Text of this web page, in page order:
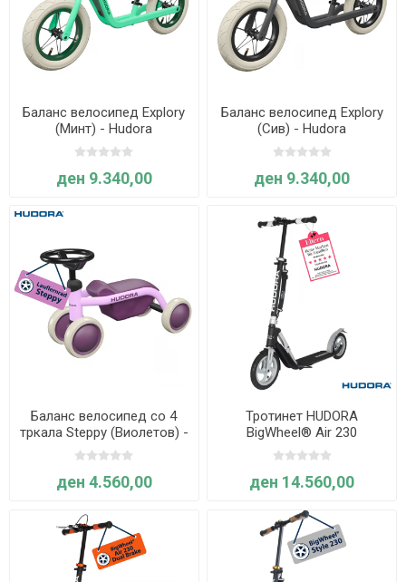
Баланс велосипед Explory
(Минт) - Hudora
ден 9.340,00
Баланс велосипед Explory
(Сив) - Hudora
ден 9.340,00
Баланс велосипед со 4
тркала Steppy (Виолетов) -
Hudora
ден 4.560,00
Тротинет HUDORA
BigWheel® Air 230
ден 14.560,00